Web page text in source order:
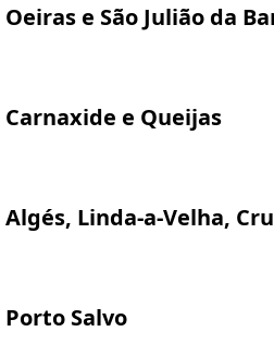
Oeiras e São Julião da
Carnaxide e Queijas
Algés, Linda-a-Velha,
Porto Salvo